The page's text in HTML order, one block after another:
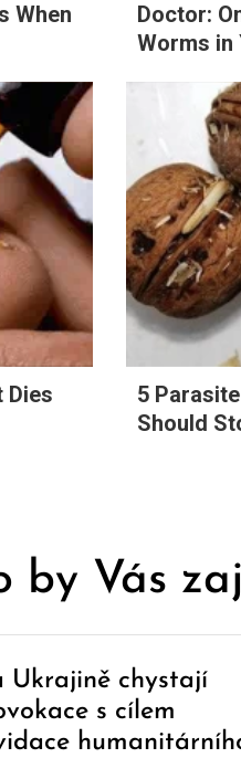
When
Doctor:
Worms in
Dies
5
Should
by Vás
Ukrajině chystají
s cílem